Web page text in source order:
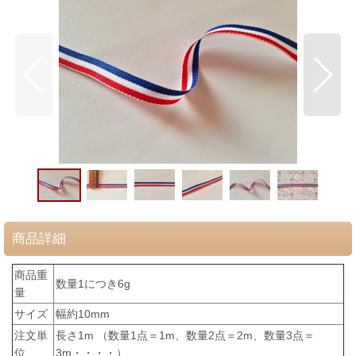
商品詳細
商品重
量
数量1につき6g
サイズ
幅約10mm
注文単
位
長さ1m （数量1点＝1m、数量2点＝2m、数量3点＝
3m・・・・）